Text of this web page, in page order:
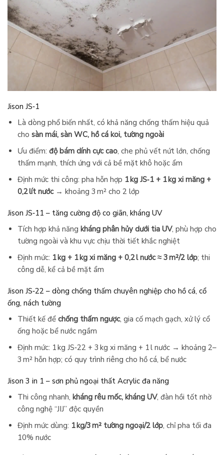
Jison JS‑1
Là dòng phổ biến nhất, có khả năng chống thấm hiệu quả
cho sàn mái, sàn WC, hồ cá koi, tường ngoài
Ưu điểm: độ bám dính cực cao, che phủ vết nứt lớn, chống
thấm mạnh, thích ứng với cả bề mặt khô hoặc ẩm
Định mức thi công: pha hỗn hợp 1 kg JS‑1 + 1 kg xi măng +
0,2 lít nước→ khoảng 3 m² cho 2 lớp
Jison JS‑11 – tăng cường độ co giãn, kháng UV
Tích hợp khả năng kháng phân hủy dưới tia UV, phù hợp cho
tường ngoài và khu vực chịu thời tiết khắc nghiệt
Định mức: 1 kg + 1 kg xi măng + 0,2 l nước ≈ 3 m²/2 lớp; thi
công dễ, kể cả bề mặt ẩm
Jison JS‑22 – dòng chống thấm chuyên nghiệp cho hồ cá, cổ
ống, nách tường
Thiết kế để chống thấm ngược, gia cố mạch gạch, xử lý cổ
ống hoặc bể nước ngầm
Định mức: 1 kg JS‑22 + 3 kg xi măng + 1 l nước → khoảng 2–
3 m² hỗn hợp; có quy trình riêng cho hồ cá, bể nước
Jison 3 in 1 – sơn phủ ngoại thất Acrylic đa năng
Thi công nhanh, kháng rêu mốc, kháng UV, đàn hồi tốt nhờ
công nghệ “JIJ” độc quyền
Định mức dùng: 1 kg/3 m² tường ngoại/2 lớp, chỉ pha tối đa
10% nước